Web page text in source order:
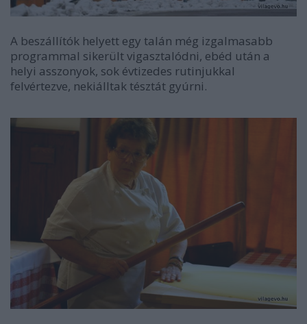
A beszállítók helyett egy talán még izgalmasabb
programmal sikerült vigasztalódni, ebéd után a
helyi asszonyok, sok évtizedes rutinjukkal
felvértezve, nekiálltak tésztát gyúrni.